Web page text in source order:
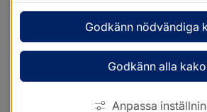
Godkänn nödvändiga
Godkänn alla
Anpassa